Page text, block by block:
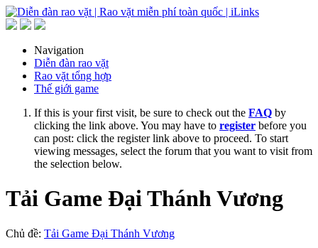
Navigation
Diễn đàn rao vặt
Rao vặt tổng hợp
Thế giới game
If this is your first visit, be sure to check out the FAQ by
clicking the link above. You may have to register before you
can post: click the register link above to proceed. To start
viewing messages, select the forum that you want to visit from
the selection below.
Tải Game Đại Thánh Vương
Chủ đề: Tải Game Đại Thánh Vương